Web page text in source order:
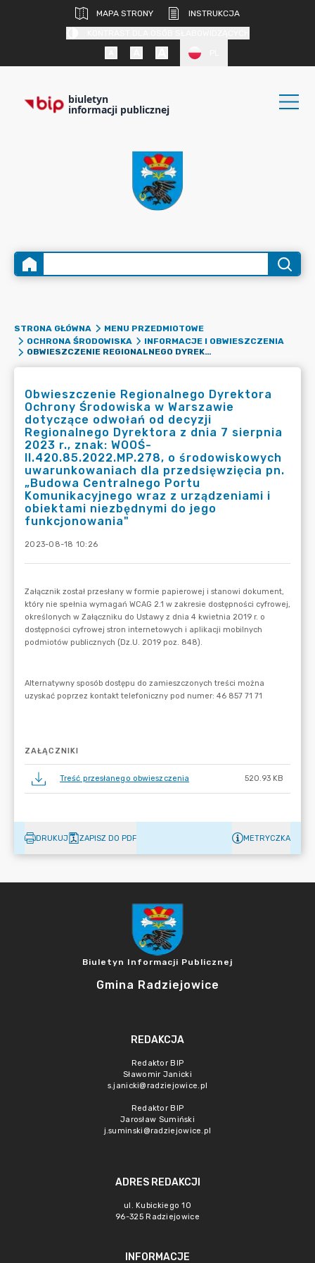
MAPA STRONY
INSTRUKCJA
biuletyn
informacji publicznej
STRONA GŁÓWNA
MENU PRZEDMIOTOWE
OCHRONA ŚRODOWISKA
INFORMACJE I OBWIESZCZENIA
OBWIESZCZENIE REGIONALNEGO DYREKTORA OCHRONY ŚRODOWISKA W WARSZAWIE DOTYCZĄCE ODWOŁAŃ OD DECYZJI REGIONALNEGO DYREKTORA Z DNIA 7 SIERPNIA 2023 R., ZNAK: WOOŚ-II.420.85.2022.MP.278, O ŚRODOWISKOWYCH UWARUNKOWANIACH DLA PRZEDSIĘWZIĘCIA PN. „BUDOWA CENTRALNEGO PORTU KOMUNIKACYJNEGO WRAZ Z URZĄDZENIAMI I OBIEKTAMI NIEZBĘDNYMI DO JEGO FUNKCJONOWANIA"
Obwieszczenie Regionalnego Dyrektora
Ochrony Środowiska w Warszawie
dotyczące odwołań od decyzji
Regionalnego Dyrektora z dnia 7 sierpnia
2023 r., znak: WOOŚ-
II.420.85.2022.MP.278, o środowiskowych
uwarunkowaniach dla przedsięwzięcia pn.
„Budowa Centralnego Portu
Komunikacyjnego wraz z urządzeniami i
obiektami niezbędnymi do jego
funkcjonowania"
2023-08-18 10:26
ZAŁĄCZNIKI
Treść przesłanego obwieszczenia 520.93 KB
DRUKUJ ZAPISZ DO PDF METRYCZKA
Biuletyn Informacji Publicznej
Gmina Radziejowice
REDAKCJA
Redaktor BIP
Sławomir Janicki
s.janicki@radziejowice.pl
Redaktor BIP
Jarosław Sumiński
j.suminski@radziejowice.pl
ADRES REDAKCJI
ul. Kubickiego 10
96-325 Radziejowice
INFORMACJE